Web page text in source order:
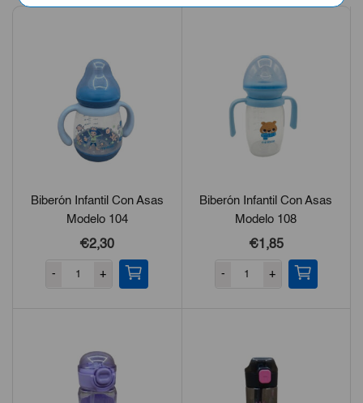
page
Biberón Infantil Con Asas
Modelo 104
€2,30
- +
Biberón Infantil Con Asas
Modelo 108
€1,85
- +